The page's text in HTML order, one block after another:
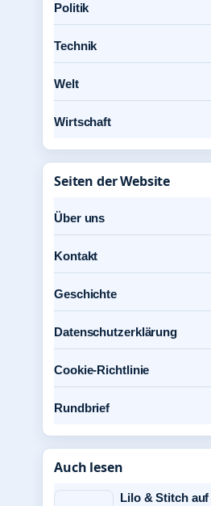
Politik
Technik
Welt
Wirtschaft
Seiten der Website
Über uns
Kontakt
Geschichte
Datenschutzerklärung
Cookie-Richtlinie
Rundbrief
Auch lesen
Lilo & Stitch